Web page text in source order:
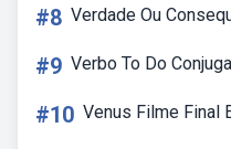
#8 Verdade Ou
#9 Verbo To Do
#10 Venus Filme Final